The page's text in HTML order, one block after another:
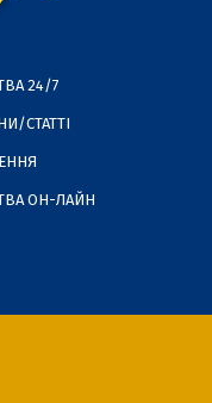
24/7
СТАТТІ
ОН-ЛАЙН